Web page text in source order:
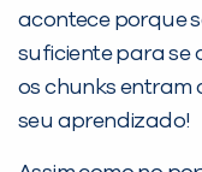
acontece porque
suficiente para se
os chunks entram
seu aprendizado!